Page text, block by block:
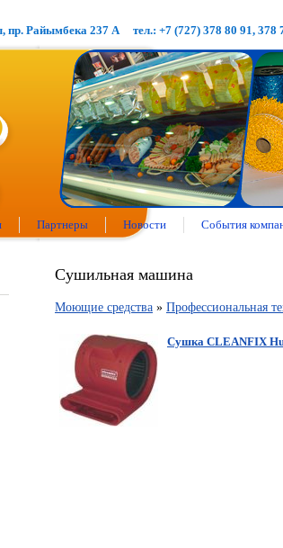
пр. Райымбека 237 А тел.: +7 (727) 378 80 91, 378
Партнеры Новости События
Сушильная машина
Моющие средства » Профессиональная
Сушка CLEANFIX